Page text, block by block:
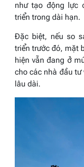
như tạo động lực
triển trong dài hạn.
Đặc biệt, nếu so
triển trước đó, mặt
hiện vẫn đang ở
cho các nhà đầu
lâu dài.